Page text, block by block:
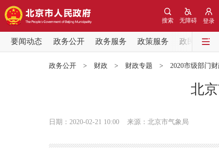
登录
无障碍
搜索
要闻动态 政务公开 政务服务 政策服务
政民互动
政务公开 > 财政 > 财政专题 > 2020市级部门
北
日期：2020-02-21 10:00 来源：北京市气象局